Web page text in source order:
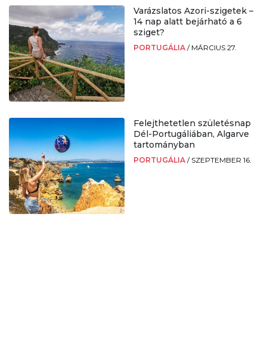
Varázslatos Azori-szigetek –
14 nap alatt bejárható a 6
sziget?
PORTUGÁLIA / MÁRCIUS 27.
Felejthetetlen születésnap
Dél-Portugáliában, Algarve
tartományban
PORTUGÁLIA / SZEPTEMBER 16.